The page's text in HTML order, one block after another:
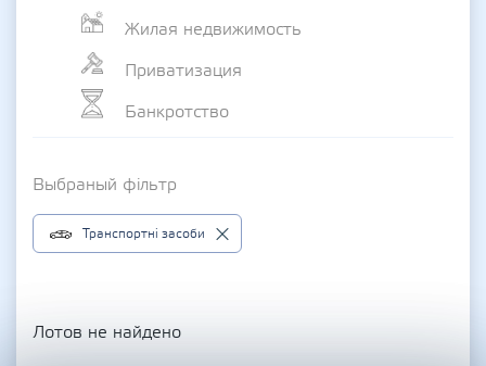
Жилая недвижимость
Приватизация
Банкротство
Выбраный фільтр
Транспортні засоби
Лотов не найдено